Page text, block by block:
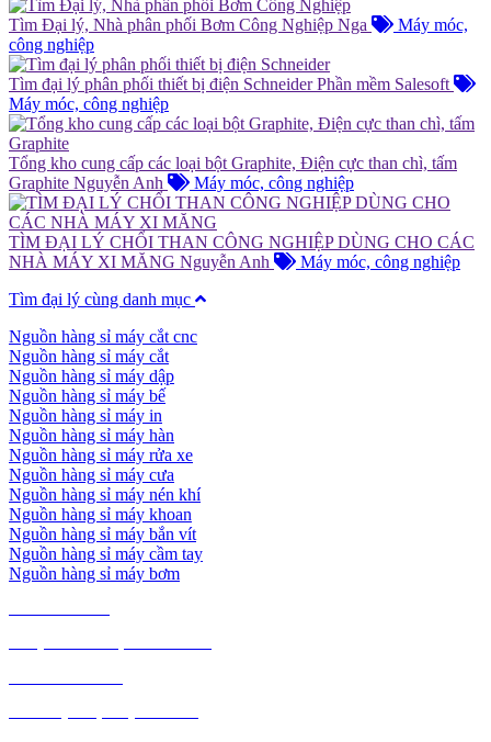
Tìm Đại lý, Nhà phân phối Bơm Công Nghiệp Nga
Máy móc,
công nghiệp
Tìm đại lý phân phối thiết bị điện SchneiderPhần mềm Salesoft
Máy móc, công nghiệp
Tổng kho cung cấp các loại bột Graphite, Điện cực than chì, tấm
Graphite Nguyễn Anh Máy móc, công nghiệp
TÌM ĐẠI LÝ CHỔI THAN CÔNG NGHIỆP DÙNG CHO CÁC
NHÀ MÁY XI MĂNG Nguyễn Anh
Máy móc, công nghiệp
Tìm đại lý cùng danh mục
Nguồn hàng sỉ máy cắt cnc
Nguồn hàng sỉ máy cắt
Nguồn hàng sỉ máy dập
Nguồn hàng sỉ máy bế
Nguồn hàng sỉ máy in
Nguồn hàng sỉ máy hàn
Nguồn hàng sỉ máy rửa xe
Nguồn hàng sỉ máy cưa
Nguồn hàng sỉ máy nén khí
Nguồn hàng sỉ máy khoan
Nguồn hàng sỉ máy bắn vít
Nguồn hàng sỉ máy cầm tay
Nguồn hàng sỉ máy bơm